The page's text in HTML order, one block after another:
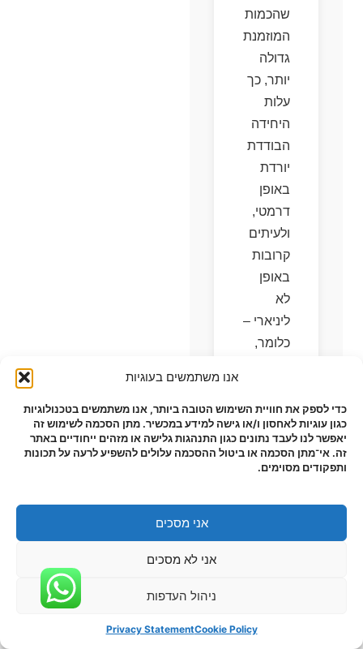
אנו משתמשים בעוגיות
כדי לספק את חוויית השימוש הטובה ביותר, אנו משתמשים בטכנולוגיות
כגון עוגיות לאחסון ו/או גישה למידע במכשיר. מתן הסכמה לשימוש זה
יאפשר לנו לעבד נתונים כגון התנהגות גלישה או מזהים ייחודיים באתר
זה. אי־מתן הסכמה או ביטול ההסכמה עלולים להשפיע לרעה על תכונות
ותפקודים מסוימים.
אני מסכים
אני לא מסכים
ניהול העדפות
Cookie Policy
Privacy Statement
שהכמות
המוזמנת
גדולה
יותר, כך
עלות
היחידה
הבודדת
יורדת
באופן
דרמטי,
ולעיתים
קרובות
באופן
לא
ליניארי –
כלומר,
עשויה
להוזיל
את
המחיר
מחצי.